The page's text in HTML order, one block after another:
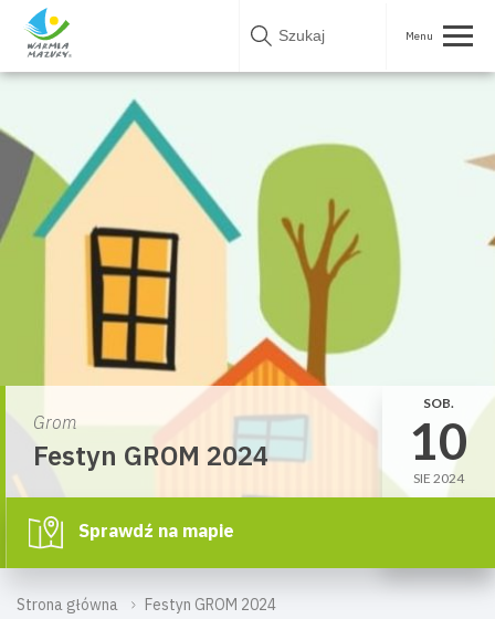
Skip
Strona główna Festyn GROM 2024
Grom
Festyn GROM 2024
SOB.
10
SIE 2024
Sprawdź na mapie